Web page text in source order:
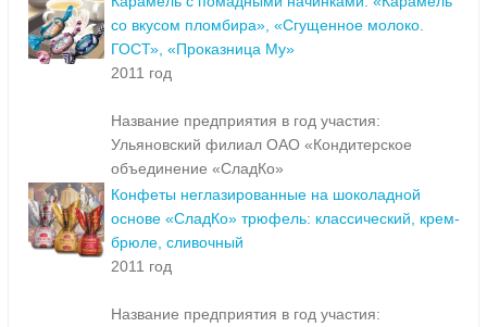
со вкусом пломбира», «Сгущенное молоко.
ГОСТ», «Проказница Му»
2011 год
Название предприятия в год участия:
Ульяновский филиал ОАО «Кондитерское
объединение «СладКо»
Конфеты неглазированные на шоколадной
основе «СладКо» трюфель: классический, крем-
брюле, сливочный
2011 год
Название предприятия в год участия: